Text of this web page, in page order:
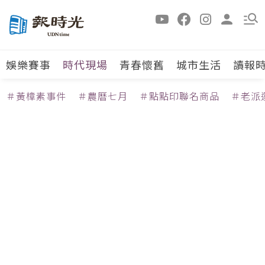
娛樂賽事 時代現場 青春懷舊 城市生活 讀報
＃黃樟素事件 ＃農曆七月 ＃點點印聯名商品 ＃老派